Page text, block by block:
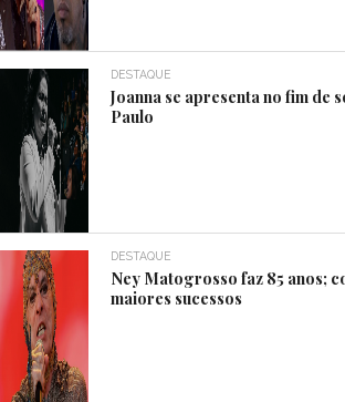
DESTAQUE
Joanna se apresenta no fim de
Paulo
DESTAQUE
Ney Matogrosso faz 85 anos;
maiores sucessos